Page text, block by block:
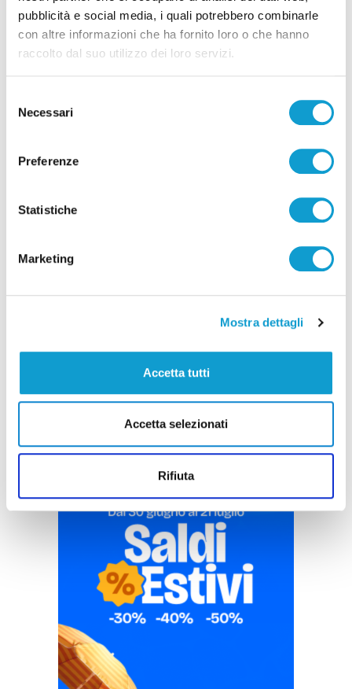
pubblicità e social media, i quali potrebbero combinarle
con altre informazioni che ha fornito loro o che hanno
raccolto dal suo utilizzo dei loro servizi.
delNecessari
Preferenze
Statistiche
Marketing
Mostra dettagli
Accetta tutti
Accetta selezionati
Rifiuta
Coppa Italia Serie C - Biglietti ancora bloccati
Comitato sicurezza